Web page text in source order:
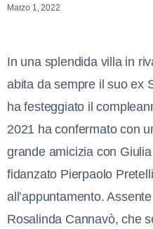
Marzo 1, 2022
In una splendida villa in
abita da sempre il suo ex
ha festeggiato il
2021 ha confermato con
grande amicizia con
fidanzato Pierpaolo
all’appuntamento.
Rosalinda Cannavò, che